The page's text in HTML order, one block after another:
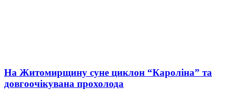
На Житомирщину суне циклон “Кароліна” та
довгоочікувана прохолода